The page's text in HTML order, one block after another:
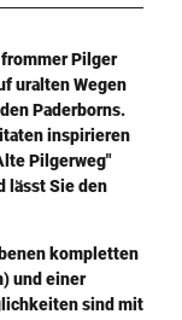
frommer Pilger
uralten Wegen
Paderborns.
inspirieren
Pilgerweg"
lässt Sie den
kompletten
und einer
sind mit